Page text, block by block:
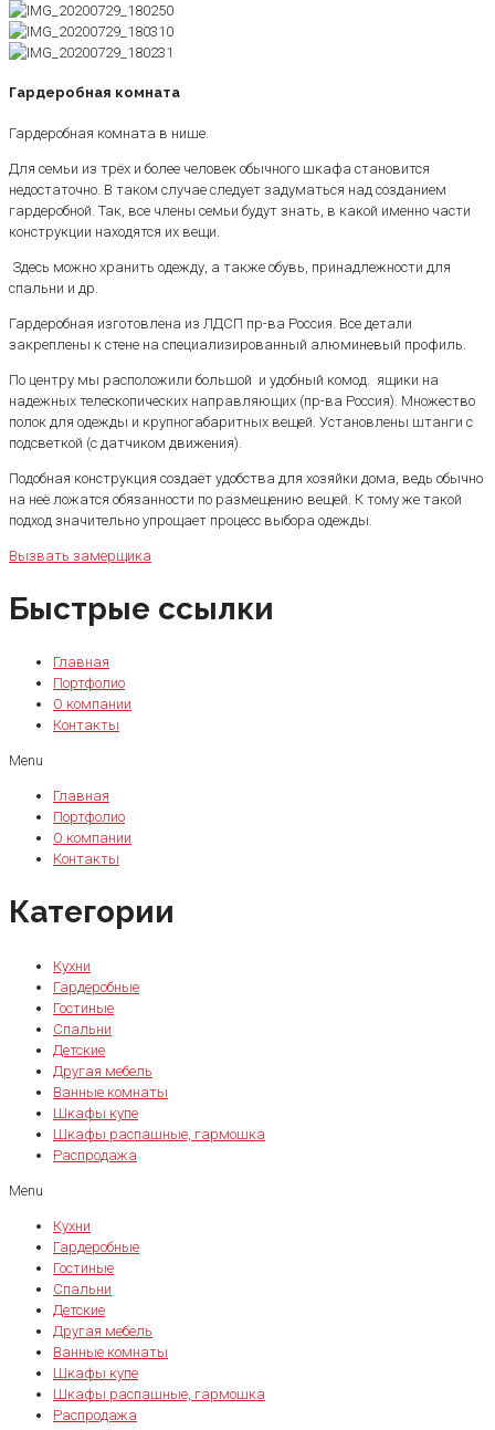
Гардеробная комната
Гардеробная комната в нише.
Для семьи из трёх и более человек обычного шкафа становится
недостаточно. В таком случае следует задуматься над созданием
гардеробной. Так, все члены семьи будут знать, в какой именно части
конструкции находятся их вещи.
Здесь можно хранить одежду, а также обувь, принадлежности для
спальни и др.
Гардеробная изготовлена из ЛДСП пр-ва Россия. Все детали
закреплены к стене на специализированный алюминевый профиль.
По центру мы расположили большой и удобный комод. ящики на
надежных телескопических направляющих (пр-ва Россия). Множество
полок для одежды и крупногабаритных вещей. Установлены штанги с
подсветкой (с датчиком движения).
Подобная конструкция создаёт удобства для хозяйки дома, ведь обычно
на неё ложатся обязанности по размещению вещей. К тому же такой
подход значительно упрощает процесс выбора одежды.
Вызвать замерщика
Быстрые ссылки
Главная
Портфолио
О компании
Контакты
Menu
Главная
Портфолио
О компании
Контакты
Категории
Кухни
Гардеробные
Гостиные
Спальни
Детские
Другая мебель
Ванные комнаты
Шкафы купе
Шкафы распашные, гармошка
Распродажа
Menu
Кухни
Гардеробные
Гостиные
Спальни
Детские
Другая мебель
Ванные комнаты
Шкафы купе
Шкафы распашные, гармошка
Распродажа